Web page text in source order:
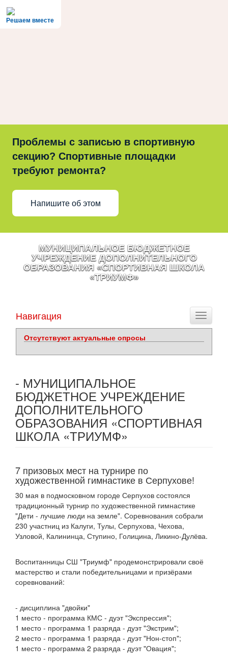
Решаем вместе
Проблемы с записью в спортивную
секцию? Спортивные площадки
требуют ремонта?
Напишите об этом
МУНИЦИПАЛЬНОЕ БЮДЖЕТНОЕ
УЧРЕЖДЕНИЕ ДОПОЛНИТЕЛЬНОГО
ОБРАЗОВАНИЯ «СПОРТИВНАЯ ШКОЛА
«ТРИУМФ»
Toggle
Навигация
Отсутствуют актуальные опросы
- МУНИЦИПАЛЬНОЕ
БЮДЖЕТНОЕ УЧРЕЖДЕНИЕ
ДОПОЛНИТЕЛЬНОГО
ОБРАЗОВАНИЯ «СПОРТИВНАЯ
ШКОЛА «ТРИУМФ»
7 призовых мест на турнире по
художественной гимнастике в Серпухове!
30 мая в подмосковном городе Серпухов состоялся
традиционный турнир по художественной гимнастике
"Дети - лучшие люди на земле". Соревнования собрали
230 участниц из Калуги, Тулы, Серпухова, Чехова,
Узловой, Калининца, Ступино, Голицина, Ликино-Дулёва.
Воспитанницы СШ "Триумф" продемонстрировали своё
мастерство и стали победительницами и призёрами
соревнований:
- дисциплина "двойки"
1 место - программа КМС - дуэт "Экспрессия";
1 место - программа 1 разряда - дуэт "Экстрим";
2 место - программа 1 разряда - дуэт "Нон-стоп";
1 место - программа 2 разряда - дуэт "Овация";